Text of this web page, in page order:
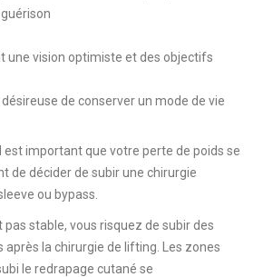
guérison
une vision optimiste et des objectifs
de conserver un mode de vie
est important que votre perte de poids se
de décider de subir une chirurgie
ou bypass.
pas stable, vous risquez de subir des
la chirurgie de lifting. Les zones
le redrapage cutané se